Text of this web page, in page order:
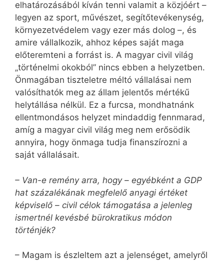
elhatározásából kíván tenni valamit a közjóért –
legyen az sport, művészet, segítőtevékenység,
környezetvédelem vagy ezer más dolog –, és
amire vállalkozik, ahhoz képes saját maga
előteremteni a forrást is. A magyar civil világ
„történelmi okokból” nincs ebben a helyzetben.
Önmagában tiszteletre méltó vállalásai nem
valósíthatók meg az állam jelentős mértékű
helytállása nélkül. Ez a furcsa, mondhatnánk
ellentmondásos helyzet mindaddig fennmarad,
amíg a magyar civil világ meg nem erősödik
annyira, hogy önmaga tudja finanszírozni a
saját vállalásait.
– Van-e remény arra, hogy – egyébként a GDP
hat százalékának megfelelő anyagi értéket
képviselő – civil célok támogatása a jelenleg
ismertnél kevésbé bürokratikus módon
történjék?
– Magam is észleltem azt a jelenséget, amelyről